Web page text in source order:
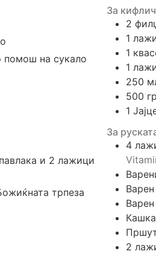
помош на сукало
и 2 лажици
трпеза
За
2
1
1
1
250
500 гр
1
За
4
2